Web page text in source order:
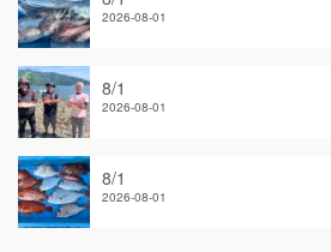
2026-08-01
8/1
2026-08-01
8/1
2026-08-01